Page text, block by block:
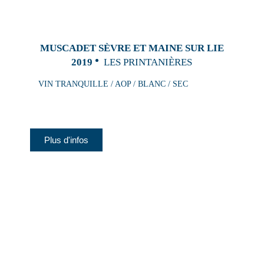
MUSCADET SÈVRE ET MAINE SUR LIE
2019
LES PRINTANIÈRES
VIN TRANQUILLE / AOP / BLANC / SEC
Plus d'infos